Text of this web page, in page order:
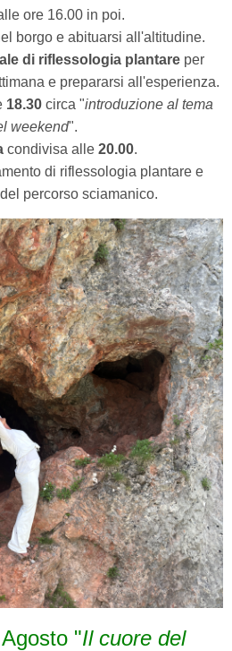
ore 16.00 in poi.
borgo e abituarsi all'altitudine.
di riflessologia plantare per
e prepararsi all'esperienza.
18.30 circa "introduzione al tema
weekend".
condivisa alle 20.00.
di riflessologia plantare e
percorso sciamanico.
"Il cuore del